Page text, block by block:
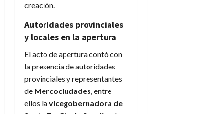
creación.
Autoridades provinciales
y locales en la apertura
El acto de apertura contó con
la presencia de autoridades
provinciales y representantes
de Mercociudades, entre
ellos lavicegobernadora de